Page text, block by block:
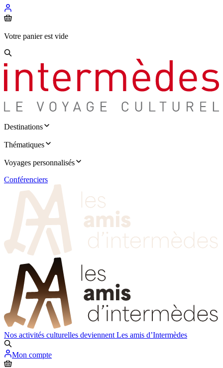
Votre panier est vide
Destinations
Thématiques
Voyages personnalisés
Conférenciers
Nos activités culturelles deviennent Les amis d’Intermèdes
Mon compte